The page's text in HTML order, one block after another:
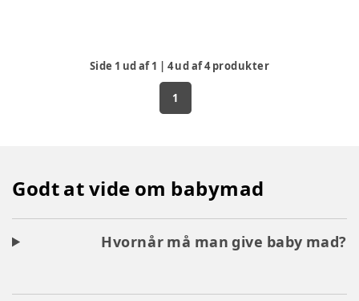
Side 1 ud af1 | 4ud af4produkter
1
Godt at vide om babymad
Hvornår må man give baby mad?